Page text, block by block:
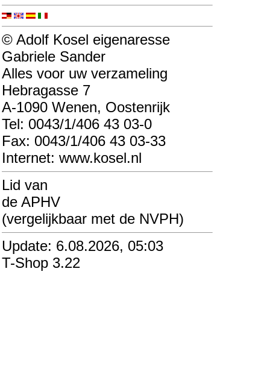
© Adolf Kosel eigenaresse
Gabriele Sander
Alles voor uw verzameling
Hebragasse 7
A-1090 Wenen, Oostenrijk
Tel: 0043/1/406 43 03-0
Fax: 0043/1/406 43 03-33
Internet: www.kosel.nl
Lid van
de APHV
(vergelijkbaar met de NVPH)
Update: 6.08.2026, 05:03
T-Shop 3.22